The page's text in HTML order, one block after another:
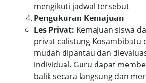
mengikuti jadwal tersebut.
Pengukuran Kemajuan
Les Privat: Kemajuan siswa
privat calistung Kosambibatu
mudah dipantau dan
individual. Guru dapat
balik secara langsung dan